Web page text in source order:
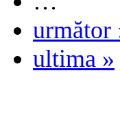
următor
ultima »